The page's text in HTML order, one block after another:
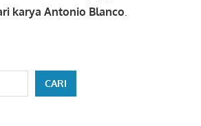
karya Antonio Blanco
CARI